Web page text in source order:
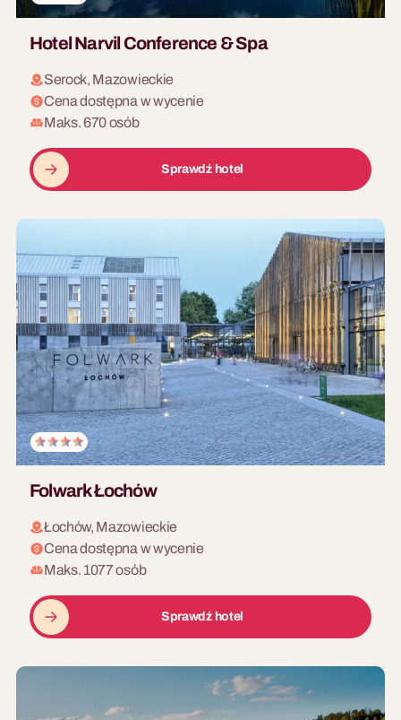
Hotel Narvil Conference & Spa
Serock, Mazowieckie
Cena dostępna w wycenie
Maks. 670 osób
Sprawdź hotel
Folwark Łochów
Łochów, Mazowieckie
Cena dostępna w wycenie
Maks. 1077 osób
Sprawdź hotel